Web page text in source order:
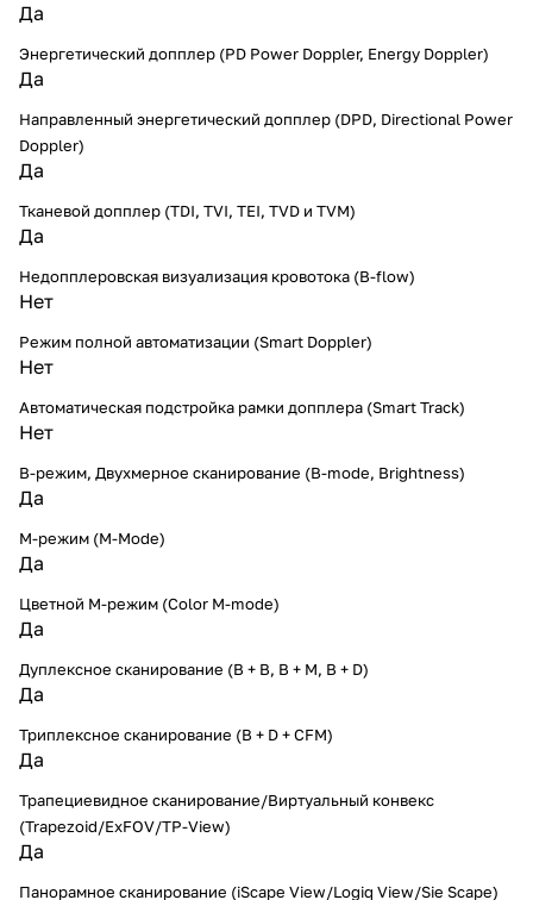
Да
Энергетический допплер (PD Power Doppler, Energy Doppler)
Да
Направленный энергетический допплер (DPD, Directional Power
Doppler)
Да
Тканевой допплер (TDI, TVI, TEI, TVD и TVM)
Да
Недопплеровская визуализация кровотока (B-flow)
Нет
Режим полной автоматизации (Smart Doppler)
Нет
Автоматическая подстройка рамки допплера (Smart Track)
Нет
B-режим, Двухмерное сканирование (B-mode, Brightness)
Да
M-режим (M-Mode)
Да
Цветной M-режим (Color M-mode)
Да
Дуплексное сканирование (В + В, В + М, В + D)
Да
Триплексное сканирование (В + D + CFM)
Да
Трапециевидное сканирование/Виртуальный конвекс
(Trapezoid/ExFOV/TP-View)
Да
Панорамное сканирование (iScape View/Logiq View/Sie Scape)